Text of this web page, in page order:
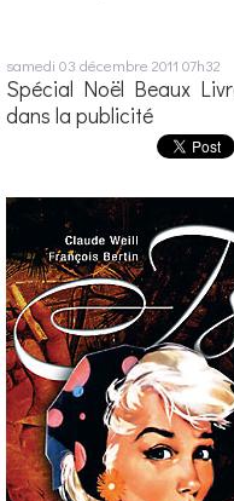
samedi 03 décembre 2011 07h32
Spécial Noël Beaux
dans la publicité